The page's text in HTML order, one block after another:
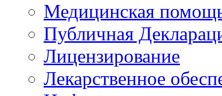
Медицинская
Публичная
Лицензирование
Лекарственное